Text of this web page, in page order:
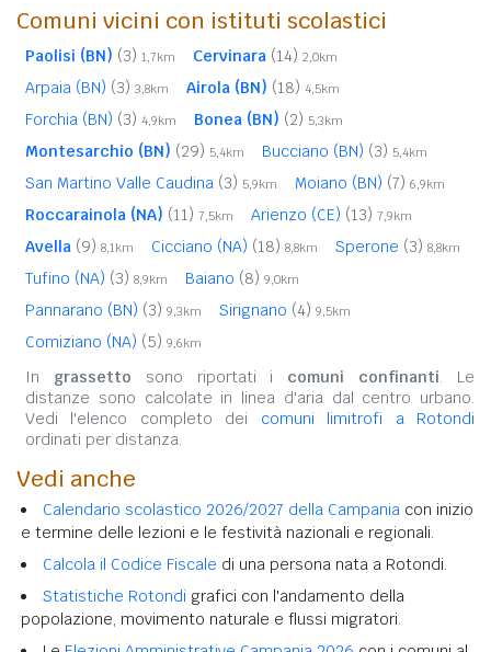
Comuni vicini con istituti scolastici
Paolisi (BN) (3) 1,7km Cervinara (14) 2,0km
Arpaia (BN) (3) 3,8km Airola (BN) (18) 4,5km
Forchia (BN) (3) 4,9km Bonea (BN) (2) 5,3km
Montesarchio (BN) (29) 5,4km Bucciano (BN) (3) 5,4km
San Martino Valle Caudina (3) 5,9km Moiano (BN) (7) 6,9km
Roccarainola (NA) (11) 7,5km Arienzo (CE) (13) 7,9km
Avella (9) 8,1km Cicciano (NA) (18) 8,8km Sperone (3) 8,8km
Tufino (NA) (3) 8,9km Baiano (8) 9,0km
Pannarano (BN) (3) 9,3km Sirignano (4) 9,5km
Comiziano (NA) (5) 9,6km
In grassetto sono riportati i comuni confinanti. Le
distanze sono calcolate in linea d'aria dal centro urbano.
Vedi l'elenco completo dei comuni limitrofi a Rotondi
ordinati per distanza.
Vedi anche
Calendario scolastico 2026/2027 della Campania con inizio
e termine delle lezioni e le festività nazionali e regionali.
Calcola il Codice Fiscale di una persona nata a Rotondi.
Statistiche Rotondi grafici con l'andamento della
popolazione, movimento naturale e flussi migratori.